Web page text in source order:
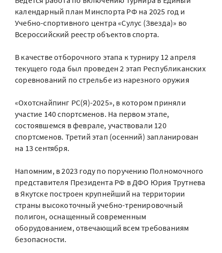
календарный план Минспорта РФ на 2025 год и
Учебно-спортивного центра «Сулус (Звезда)» во
Всероссийский реестр объектов спорта.
В качестве отборочного этапа к турниру 12 апреля
текущего года был проведен 2 этап Республиканских
соревнований по стрельбе из нарезного оружия
«Охотснайпинг РС(Я)-2025», в котором приняли
участие 140 спортсменов. На первом этапе,
состоявшемся в феврале, участвовали 120
спортсменов. Третий этап (осенний) запланирован
на 13 сентября.
Напомним, в 2023 году по поручению Полномочного
представителя Президента РФ в ДФО Юрия Трутнева
в Якутске построен крупнейший на территории
страны высокоточный учебно-тренировочный
полигон, оснащенный современным
оборудованием, отвечающий всем требованиям
безопасности.